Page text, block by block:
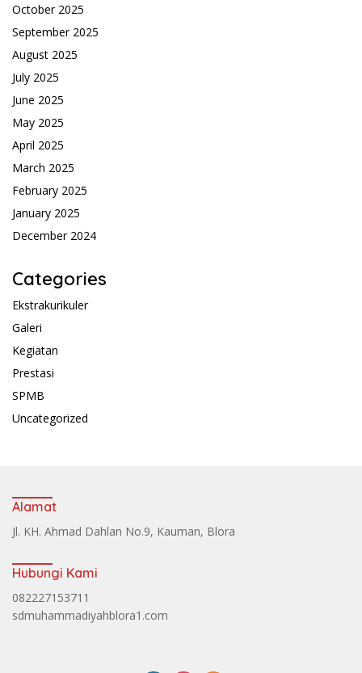
October 2025
September 2025
August 2025
July 2025
June 2025
May 2025
April 2025
March 2025
February 2025
January 2025
December 2024
Categories
Ekstrakurikuler
Galeri
Kegiatan
Prestasi
SPMB
Uncategorized
Alamat
Jl. KH. Ahmad Dahlan No.9, Kauman, Blora
Hubungi Kami
082227153711
sdmuhammadiyahblora1.com